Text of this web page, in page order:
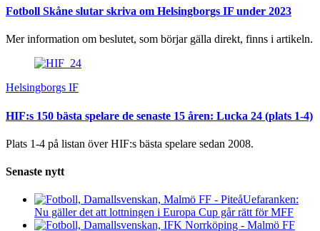
Fotboll Skåne slutar skriva om Helsingborgs IF under 2023
Mer information om beslutet, som börjar gälla direkt, finns i artikeln.
Helsingborgs IF
HIF:s 150 bästa spelare de senaste 15 åren: Lucka 24 (plats 1-4)
Plats 1-4 på listan över HIF:s bästa spelare sedan 2008.
Senaste nytt
Uefaranken:
Nu gäller det att lottningen i Europa Cup går rätt för MFF